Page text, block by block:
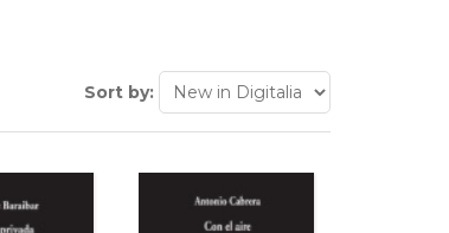
Sort by: